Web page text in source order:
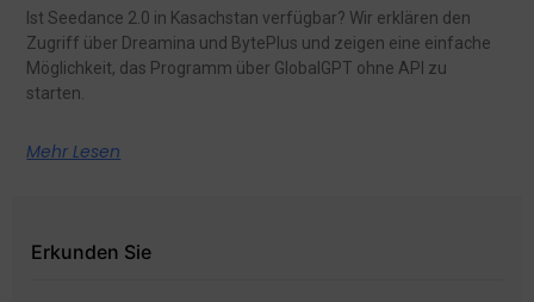
Ist Seedance 2.0 in Kasachstan verfügbar? Wir erklären den
Zugriff über Dreamina und BytePlus und zeigen eine einfache
Möglichkeit, das Programm über GlobalGPT ohne API zu
starten.
Mehr Lesen
Erkunden Sie